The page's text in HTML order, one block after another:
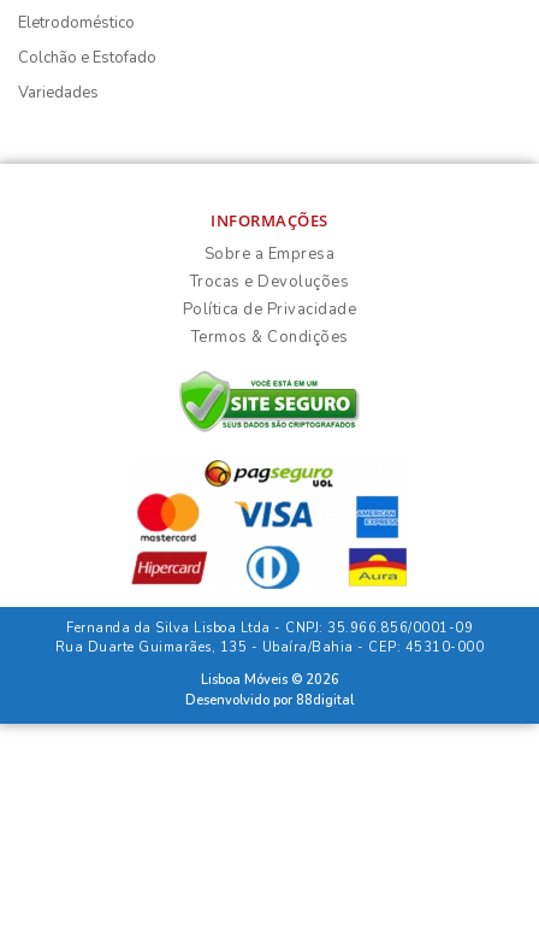
Eletrodoméstico
Colchão e Estofado
Variedades
INFORMAÇÕES
Sobre a Empresa
Trocas e Devoluções
Política de Privacidade
Termos & Condições
Fernanda da Silva Lisboa Ltda - CNPJ: 35.966.856/0001-09
Rua Duarte Guimarães, 135 - Ubaíra/Bahia - CEP: 45310-000
Lisboa Móveis © 2026
Desenvolvido por 88digital